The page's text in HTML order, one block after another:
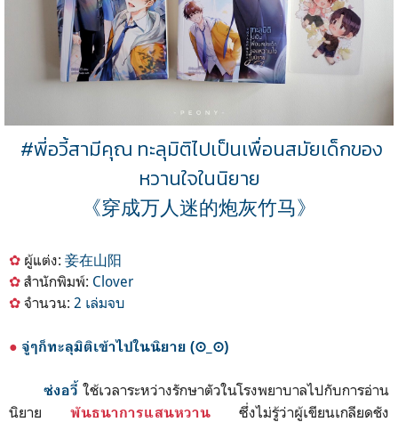
#พี่อวี้สามีคุณ ทะลุมิติไปเป็นเพื่อนสมัยเด็กของ
หวานใจในนิยาย
《穿成万人迷的炮灰竹马》
✿ ผู้แต่ง: 妾在山阳
✿ สำนักพิมพ์: Clover
✿ จำนวน: 2 เล่มจบ
● จู่ๆก็ทะลุมิติเข้าไปในนิยาย (⊙_⊙)
ซ่งอวี้ ใช้เวลาระหว่างรักษาตัวในโรงพยาบาลไปกับการอ่าน
นิยาย พันธนาการแสนหวาน ซึ่งไม่รู้ว่าผู้เขียนเกลียดชัง